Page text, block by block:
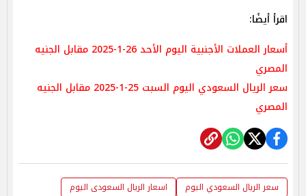
اقرأ أيضًا:
أسعار العملات الأجنبية اليوم الأحد 26-1-2025 مقابل الجنيه
المصري
سعر الريال السعودي اليوم السبت 25-1-2025 مقابل الجنيه
المصري
سعر الريال السعودي اليوم
اسعار الريال السعودى اليوم